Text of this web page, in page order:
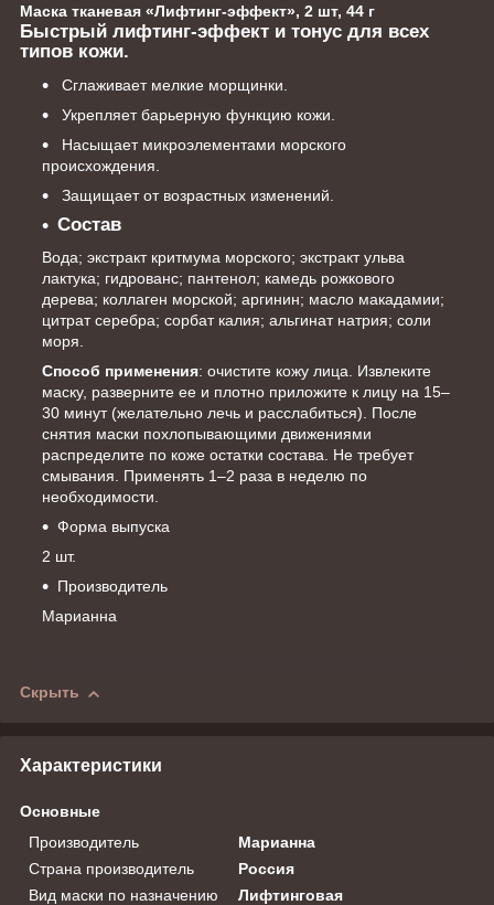
Маска тканевая «Лифтинг-эффект», 2 шт, 44 г
Быстрый лифтинг-эффект и тонус для всех
типов кожи.
Сглаживает мелкие морщинки.
Укрепляет барьерную функцию кожи.
Насыщает микроэлементами морского
происхождения.
Защищает от возрастных изменений.
Состав
Вода; экстракт критмума морского; экстракт ульва
лактука; гидрованс; пантенол; камедь рожкового
дерева; коллаген морской; аргинин; масло макадамии;
цитрат серебра; сорбат калия; альгинат натрия; соли
моря.
Способ применения: очистите кожу лица. Извлеките
маску, разверните ее и плотно приложите к лицу на 15–
30 минут (желательно лечь и расслабиться). После
снятия маски похлопывающими движениями
распределите по коже остатки состава. Не требует
смывания. Применять 1–2 раза в неделю по
необходимости.
Форма выпуска
2 шт.
Производитель
Марианна
Скрыть
Характеристики
Основные
Производитель
Марианна
Страна производитель
Россия
Вид маски по назначению
Лифтинговая